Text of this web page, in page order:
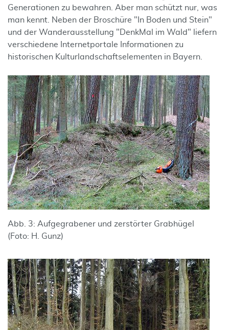
Generationen zu bewahren. Aber man schützt nur, was
man kennt. Neben der Broschüre "In Boden und Stein"
und der Wanderausstellung "DenkMal im Wald" liefern
verschiedene Internetportale Informationen zu
historischen Kulturlandschaftselementen in Bayern.
Abb. 3: Aufgegrabener und zerstörter Grabhügel
(Foto: H. Gunz)